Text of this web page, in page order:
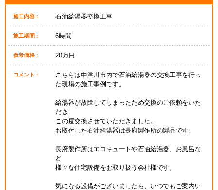
施工内容： 石油給湯器交換工事
施工期間： 6時間
参考価格： 20万円
コメント：
こちらは中津川市内で石油給湯器の交換工事を行っ
た現場の施工事例です。
給湯器が故障してしまったため交換のご依頼をいた
だき、
この度交換させていただきました。
お取付した石油給湯器は長府製作所の製品です。
長府製作所はエコキュートや石油給湯器、お風呂な
ど
様々な住宅設備をお取り扱う会社様です。
気になる設備がございましたら、いつでもご案内い